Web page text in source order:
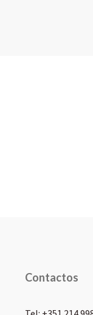
Contactos